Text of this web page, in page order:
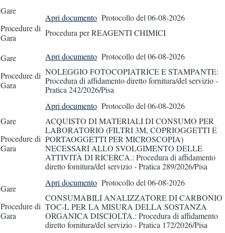
Gare
Procedure di
Gara
Apri documento Protocollodel 06-08-2026
Procedura per REAGENTI CHIMICI
Gare
Procedure di
Gara
Apri documento Protocollodel 06-08-2026
NOLEGGIO FOTOCOPIATRICE E STAMPANTE:
Procedura di affidamento diretto fornitura/del servizio -
Pratica 242/2026/Pisa
Gare
Procedure di
Gara
Apri documento Protocollodel 06-08-2026
ACQUISTO DI MATERIALI DI CONSUMO PER
LABORATORIO (FILTRI 3M, COPRIOGGETTI E
PORTAOGGETTI PER MICROSCOPIA)
NECESSARI ALLO SVOLGIMENTO DELLE
ATTIVITÀ DI RICERCA.: Procedura di affidamento
diretto fornitura/del servizio - Pratica 289/2026/Pisa
Gare
Procedure di
Gara
Apri documento Protocollodel 06-08-2026
CONSUMABILI ANALIZZATORE DI CARBONIO
TOC-L PER LA MISURA DELLA SOSTANZA
ORGANICA DISCIOLTA.: Procedura di affidamento
diretto fornitura/del servizio - Pratica 172/2026/Pisa